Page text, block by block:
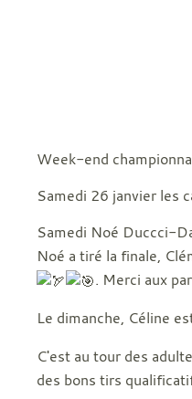
Week-end
Samedi 26 janvier les
Samedi Noé Duccci-
Noé a tiré la finale,
. Merci aux
Le dimanche, Céline
C'est au tour des
des bons tirs